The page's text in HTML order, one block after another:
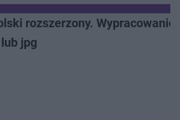
rozszerzony.
jpg